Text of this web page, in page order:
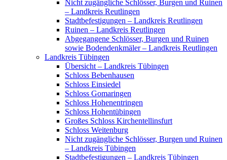
Nicht zugängliche Schlösser, Burgen und Ruinen
– Landkreis Reutlingen
Stadtbefestigungen – Landkreis Reutlingen
Ruinen – Landkreis Reutlingen
Abgegangene Schlösser, Burgen und Ruinen
sowie Bodendenkmäler – Landkreis Reutlingen
Landkreis Tübingen
Übersicht – Landkreis Tübingen
Schloss Bebenhausen
Schloss Einsiedel
Schloss Gomaringen
Schloss Hohenentringen
Schloss Hohentübingen
Großes Schloss Kirchentellinsfurt
Schloss Weitenburg
Nicht zugängliche Schlösser, Burgen und Ruinen
– Landkreis Tübingen
Stadtbefestigungen – Landkreis Tübingen